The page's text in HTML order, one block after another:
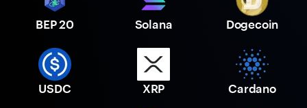
BEP 20 Solana Dogecoin
USDC XRP Cardano